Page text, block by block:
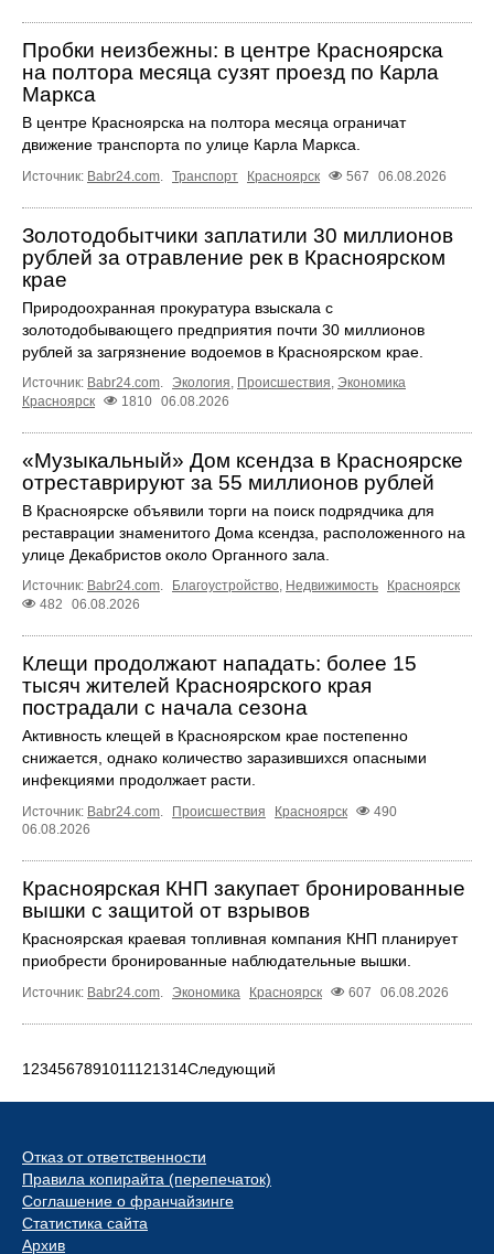
Пробки неизбежны: в центре Красноярска
на полтора месяца сузят проезд по Карла
Маркса
В центре Красноярска на полтора месяца ограничат
движение транспорта по улице Карла Маркса.
Источник: Babr24.com. Транспорт Красноярск 567 06.08.2026
Золотодобытчики заплатили 30 миллионов
рублей за отравление рек в Красноярском
крае
Природоохранная прокуратура взыскала с
золотодобывающего предприятия почти 30 миллионов
рублей за загрязнение водоемов в Красноярском крае.
Источник: Babr24.com. Экология, Происшествия, Экономика
Красноярск
1810 06.08.2026
«Музыкальный» Дом ксендза в Красноярске
отреставрируют за 55 миллионов рублей
В Красноярске объявили торги на поиск подрядчика для
реставрации знаменитого Дома ксендза, расположенного на
улице Декабристов около Органного зала.
Источник: Babr24.com. Благоустройство, Недвижимость
Красноярск
482
06.08.2026
Клещи продолжают нападать: более 15
тысяч жителей Красноярского края
пострадали с начала сезона
Активность клещей в Красноярском крае постепенно
снижается, однако количество заразившихся опасными
инфекциями продолжает расти.
Источник: Babr24.com. Происшествия Красноярск
490
06.08.2026
Красноярская КНП закупает бронированные
вышки с защитой от взрывов
Красноярская краевая топливная компания КНП планирует
приобрести бронированные наблюдательные вышки.
Источник: Babr24.com. Экономика Красноярск 607 06.08.2026
1234567891011121314Следующий
Отказ от ответственности
Правила копирайта (перепечаток)
Соглашение о франчайзинге
Статистика сайта
Архив